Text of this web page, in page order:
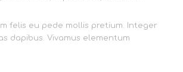
felis eu pede mollis pretium. Integer
dapibus. Vivamus elementum